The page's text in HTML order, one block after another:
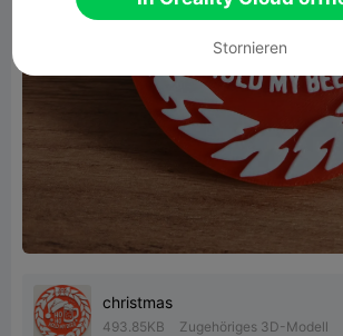
christmas
493.85KB Zugehöriges 3D-Modell
Stornieren